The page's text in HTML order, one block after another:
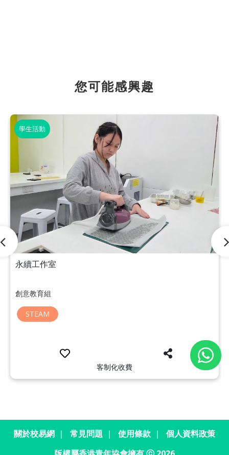
您可能感興趣
學生活動
永續工作室
創意教育組
STEAM
客制化收費
關於校易網 ｜ 常見問題 ｜ 使用條款 ｜ 個人資料政策